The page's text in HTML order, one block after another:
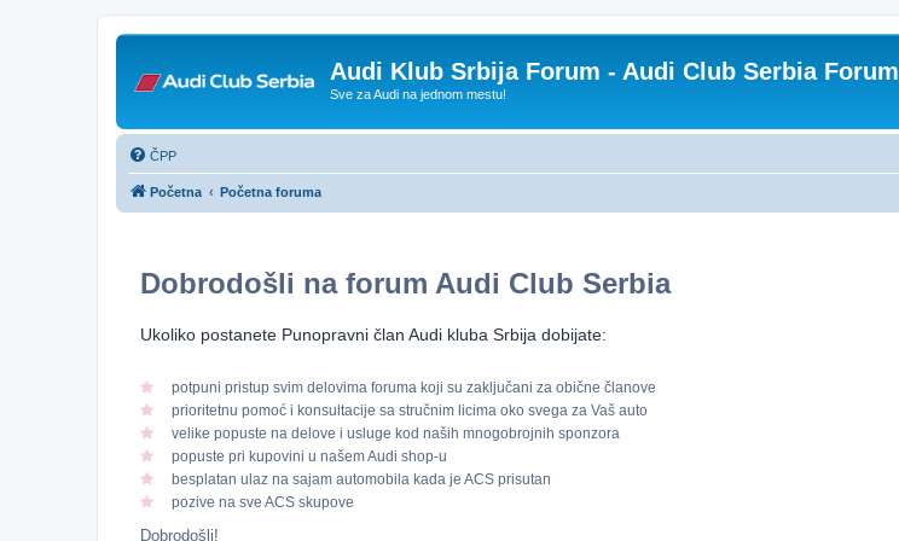
Audi Klub Srbija Forum - Audi Club Serbia Forum
Sve za Audi na jednom mestu!
ČPP
Početna Početna foruma
Dobrodošli na forum Audi Club Serbia
Ukoliko postanete Punopravni član Audi kluba Srbija dobijate:
potpuni pristup svim delovima foruma koji su zaključani za obične članove
prioritetnu pomoć i konsultacije sa stručnim licima oko svega za Vaš auto
velike popuste na delove i usluge kod naših mnogobrojnih sponzora
popuste pri kupovini u našem Audi shop-u
besplatan ulaz na sajam automobila kada je ACS prisutan
pozive na sve ACS skupove
Dobrodošli!